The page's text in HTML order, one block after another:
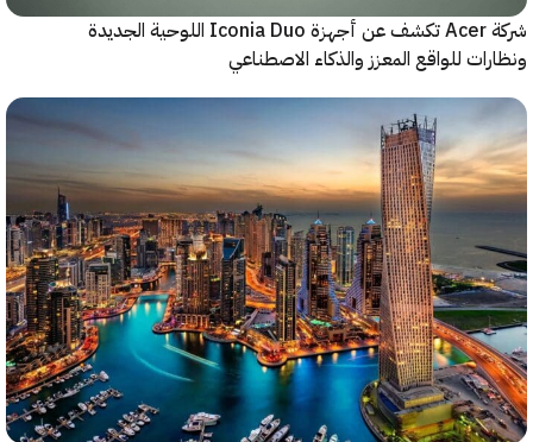
شركة Acer تكشف عن أجهزة Iconia Duo اللوحية الجديدة
للواقع المعزز والذكاء الاصطناعي